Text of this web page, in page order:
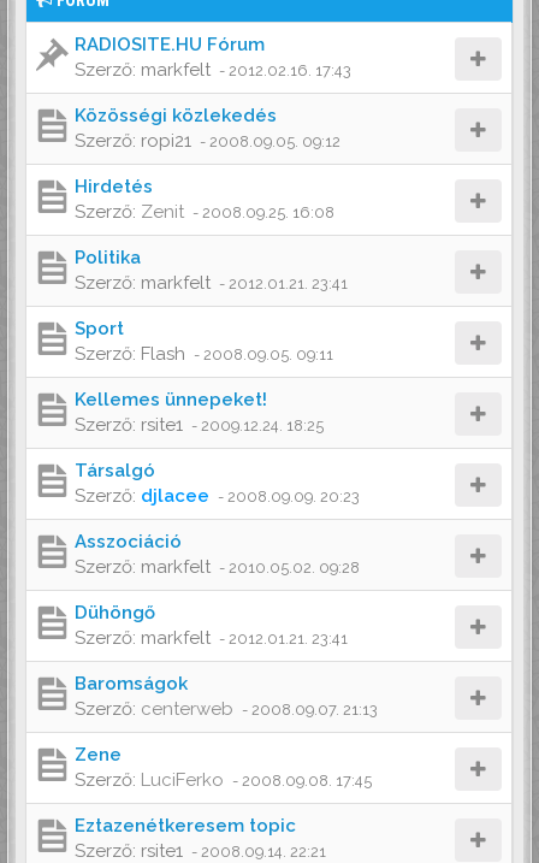
RADIOSITE.HU Fórum
Szerző: markfelt - 2012.02.16. 17:43
Közösségi közlekedés
Szerző: ropi21 - 2008.09.05. 09:12
Hirdetés
Szerző: Zenit - 2008.09.25. 16:08
Politika
Szerző: markfelt - 2012.01.21. 23:41
Sport
Szerző: Flash - 2008.09.05. 09:11
Kellemes ünnepeket!
Szerző: rsite1 - 2009.12.24. 18:25
Társalgó
Szerző: djlacee - 2008.09.09. 20:23
Asszociáció
Szerző: markfelt - 2010.05.02. 09:28
Dühöngő
Szerző: markfelt - 2012.01.21. 23:41
Baromságok
Szerző: centerweb - 2008.09.07. 21:13
Zene
Szerző: LuciFerko - 2008.09.08. 17:45
Eztazenétkeresem topic
Szerző: rsite1 - 2008.09.14. 22:21